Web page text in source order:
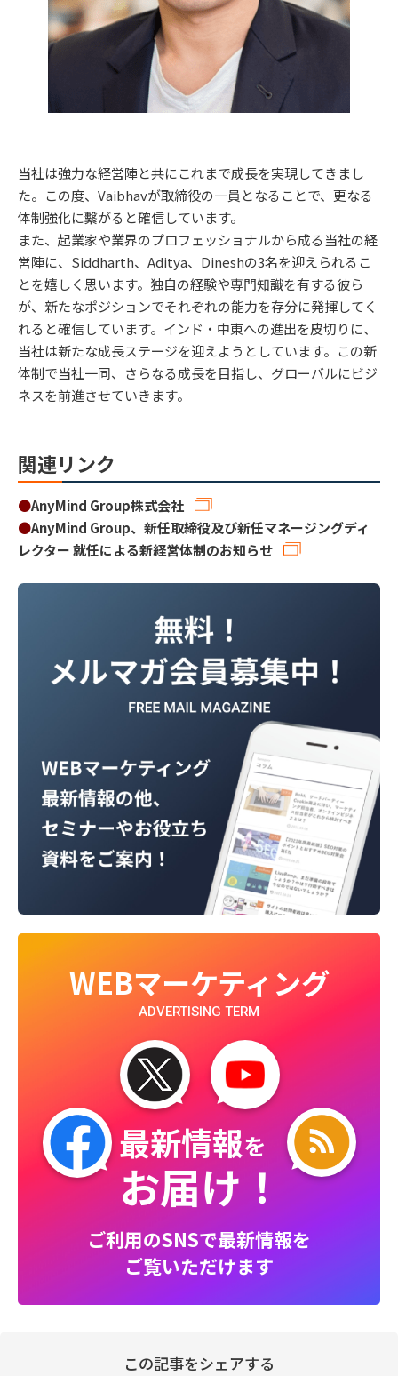
当社は強力な経営陣と共にこれまで成長を実現してきまし
た。この度、Vaibhavが取締役の一員となることで、更なる
体制強化に繫がると確信しています。
また、起業家や業界のプロフェッショナルから成る当社の経
営陣に、Siddharth、Aditya、Dineshの3名を迎えられるこ
とを嬉しく思います。独自の経験や専門知識を有する彼ら
が、新たなポジションでそれぞれの能力を存分に発揮してく
れると確信しています。インド・中東への進出を皮切りに、
当社は新たな成長ステージを迎えようとしています。この新
体制で当社一同、さらなる成長を目指し、グローバルにビジ
ネスを前進させていきます。
関連リンク
●AnyMind Group株式会社
●AnyMind Group、新任取締役及び新任マネージングディ
レクター 就任による新経営体制のお知らせ
WEBマーケティング
ADVERTISING TERM
最新情報を
お届け！
ご利用のSNSで最新情報を
ご覧いただけます
この記事をシェアする